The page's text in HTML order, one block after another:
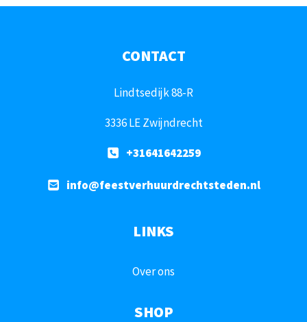
CONTACT
Lindtsedijk 88-R
3336 LE Zwijndrecht
+31641642259
info@feestverhuurdrechtsteden.nl
LINKS
Over ons
SHOP